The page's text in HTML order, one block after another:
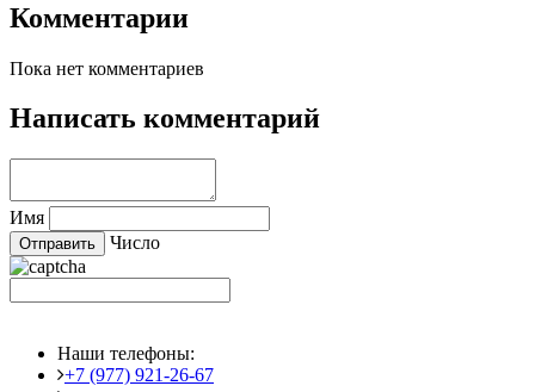
Комментарии
Пока нет комментариев
Написать комментарий
Имя
Число
Наши телефоны:
+7 (977) 921-26-67